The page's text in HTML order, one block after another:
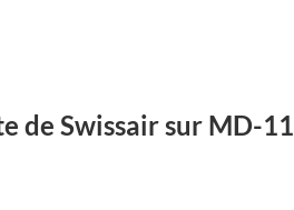
de Swissair sur MD-11